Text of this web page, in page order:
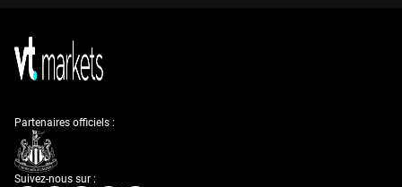
progressé de 0,7 % le mois dernier, renforçant cette tendance de
résilience du secteur manufacturier.
Sur le marché des taux, nous anticipons un repli des obligations à
ajustés et n’intègrent plus qu’une probabilité de 15 % d’une baisse de
taux d’ici la fin de l’année, contre 40 % il y a seulement une semaine.
Nous nous positionnons en conséquence en vendant des contrats
futures sur les Treasury à 10 ans, avec l’anticipation d’un retour des
rendements vers 4,75 %.
Suivez-nous sur :
Partenaires officiels :